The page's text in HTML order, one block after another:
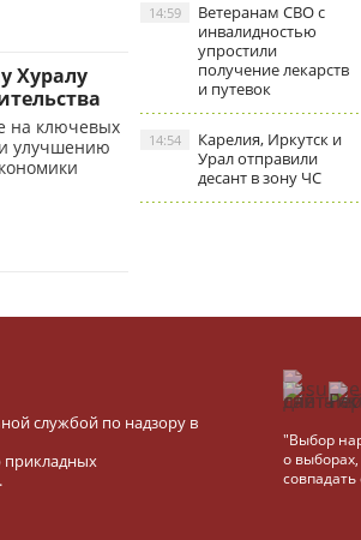
Хуралу
на ключевых
улучшению
Ветеранам СВО с
инвалидностью
упростили
получение лекарств
и путевок
14:59
Карелия, Иркутск и
Урал отправили
десант в зону ЧС
14:54
службой по надзору в
прикладных
"Выбор
о